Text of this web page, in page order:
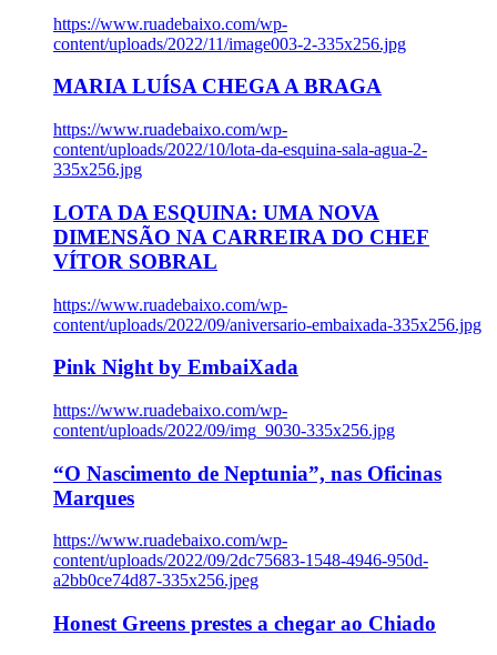
https://www.ruadebaixo.com/wp-
content/uploads/2022/11/image003-2-335x256.jpg
MARIA LUÍSA CHEGA A BRAGA
https://www.ruadebaixo.com/wp-
content/uploads/2022/10/lota-da-esquina-sala-agua-2-
335x256.jpg
LOTA DA ESQUINA: UMA NOVA
DIMENSÃO NA CARREIRA DO CHEF
VÍTOR SOBRAL
https://www.ruadebaixo.com/wp-
content/uploads/2022/09/aniversario-embaixada-335x256.jpg
Pink Night by EmbaiXada
https://www.ruadebaixo.com/wp-
content/uploads/2022/09/img_9030-335x256.jpg
“O Nascimento de Neptunia”, nas Oficinas
Marques
https://www.ruadebaixo.com/wp-
content/uploads/2022/09/2dc75683-1548-4946-950d-
a2bb0ce74d87-335x256.jpeg
Honest Greens prestes a chegar ao Chiado